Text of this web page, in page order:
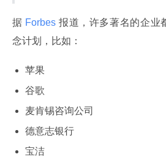
据 Forbes 报道，许多著名的企业
念计划，比如：
苹果
谷歌
麦肯锡咨询公司
德意志银行
宝洁